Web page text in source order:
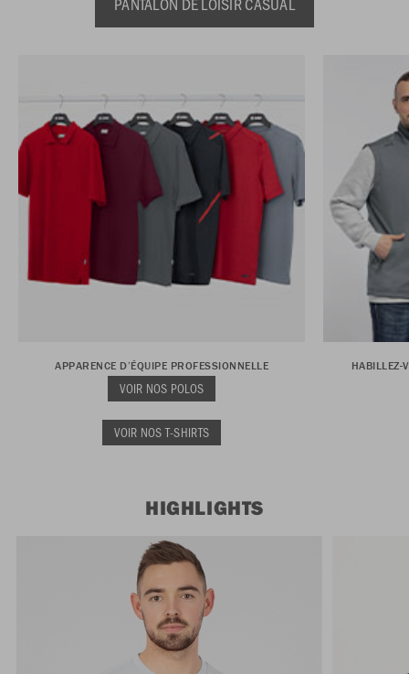
APPARENCE D’ÉQUIPE PROFESSIONNELLE
VOIR NOS POLOS
VOIR NOS T-SHIRTS
HABILLEZ-
HIGHLIGHTS